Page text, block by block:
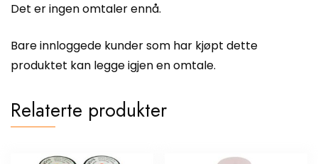
Det er ingen omtaler ennå.
Bare innloggede kunder som har kjøpt dette
produktet kan legge igjen en omtale.
Relaterte produkter